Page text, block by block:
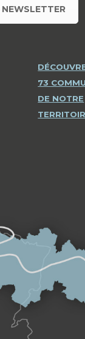
73
DE NOTRE